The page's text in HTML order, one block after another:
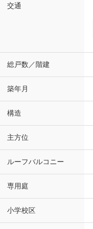
交通
総戸数／階建
築年月
構造
主方位
ルーフバルコニー
専用庭
小学校区